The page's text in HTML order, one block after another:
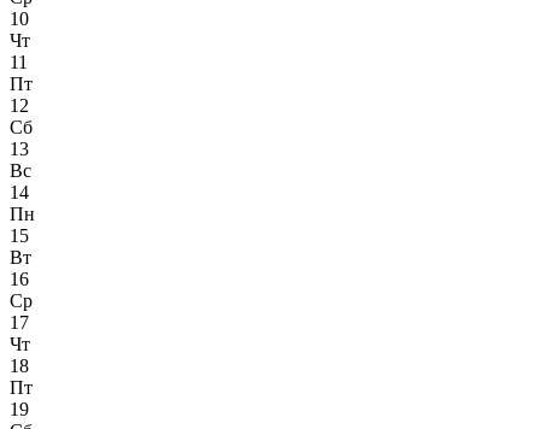
10
Чт
11
Пт
12
Сб
13
Вс
14
Пн
15
Вт
16
Ср
17
Чт
18
Пт
19